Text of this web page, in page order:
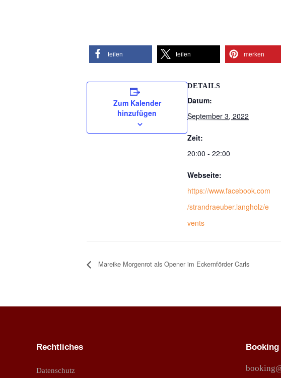
teilen teilen merken
Zum Kalender
hinzufügen
DETAILS
Datum:
September 3, 2022
Zeit:
20:00 - 22:00
Webseite:
https://www.facebook.com
/strandraeuber.langholz/e
vents
Mareike Morgenrot als Opener im Eckernförder Carls
Rechtliches
Datenschutz
Booking